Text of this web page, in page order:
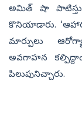
అమిత్‌ షా
కొనియాడారు.
మార్పులు
అవగాహన
పిలుపునిచ్చారు.